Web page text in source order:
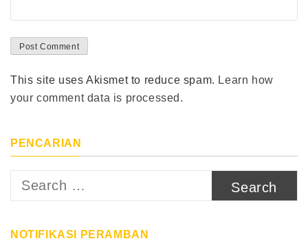
This site uses Akismet to reduce spam. Learn how
your comment data is processed.
PENCARIAN
Search
NOTIFIKASI PERAMBAN